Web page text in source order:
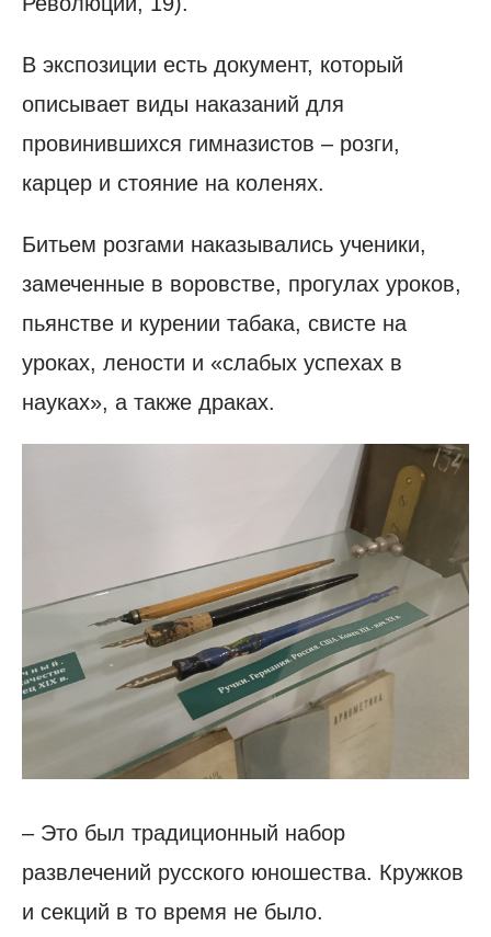
В экспозиции есть документ, который
описывает виды наказаний для
провинившихся гимназистов – розги,
карцер и стояние на коленях.
Битьем розгами наказывались ученики,
замеченные в воровстве, прогулах уроков,
пьянстве и курении табака, свисте на
уроках, лености и «слабых успехах в
науках», а также драках.
– Это был традиционный набор
развлечений русского юношества. Кружков
и секций в то время не было.